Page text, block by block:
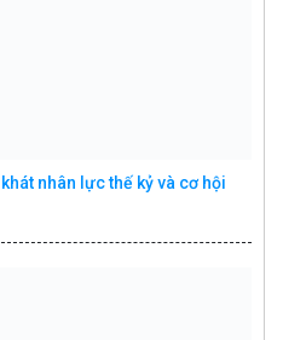
nhân lực thế kỷ và cơ hội